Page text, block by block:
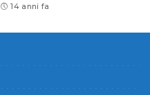
14 anni fa